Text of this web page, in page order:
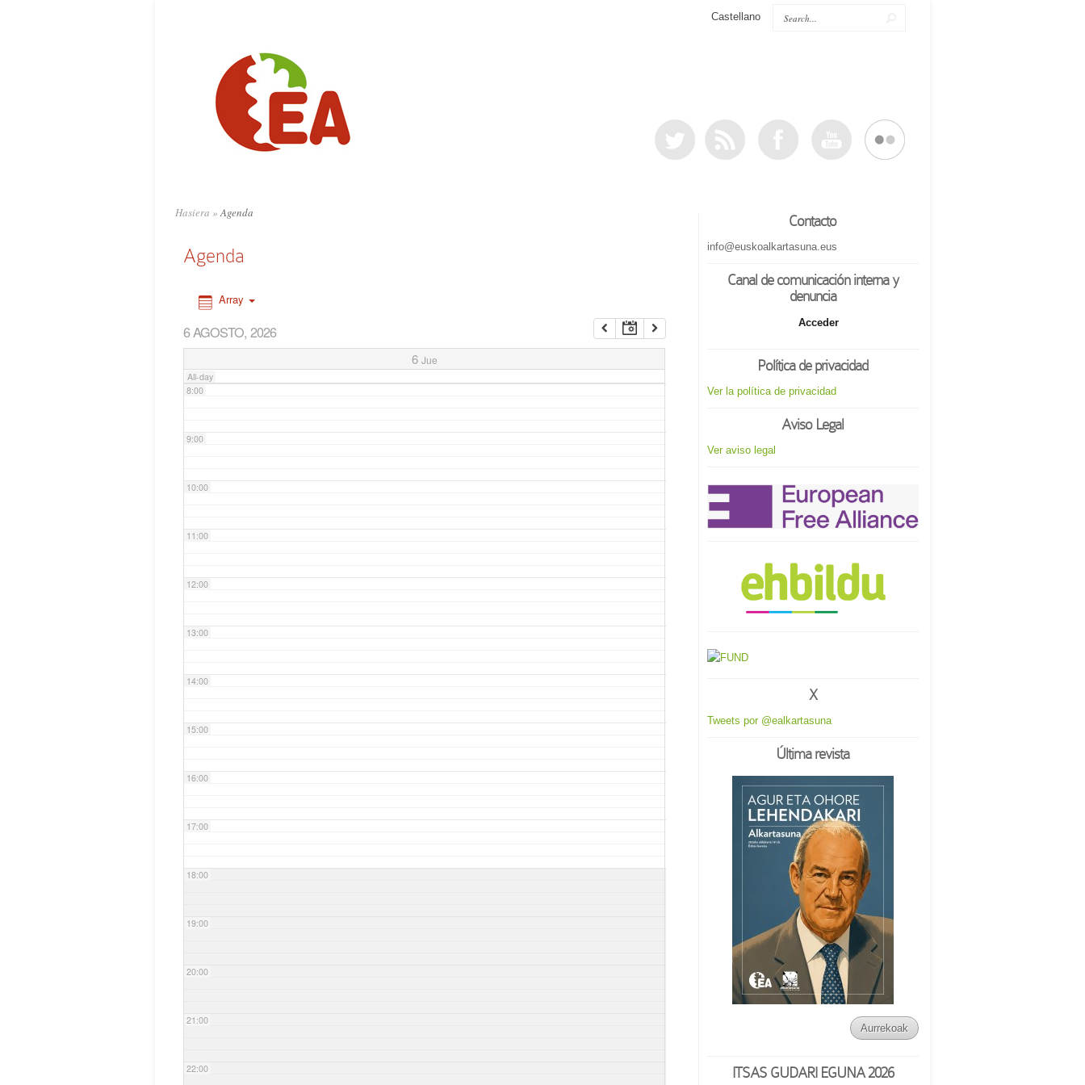
Castellano
Hasiera »Agenda
Agenda
Array
6 AGOSTO, 2026
6 Jue
All-day
6:00
8:00
9:00
10:00
11:00
12:00
13:00
14:00
15:00
16:00
17:00
18:00
19:00
20:00
21:00
22:00
Contacto
info@euskoalkartasuna.eus
Canal de comunicación interna y
denuncia
Acceder
Política de privacidad
Ver la política de privacidad
Aviso Legal
Ver aviso legal
X
Tweets por @ealkartasuna
Última revista
Aurrekoak
ITSAS GUDARI EGUNA 2026